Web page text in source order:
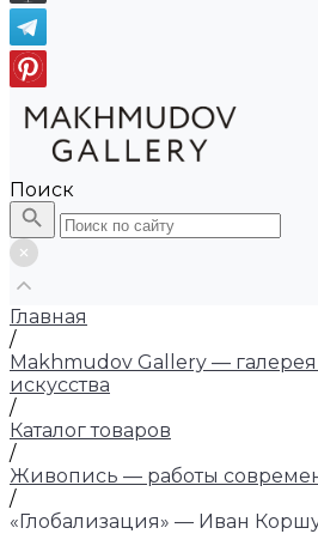
Поиск
Главная
/
Makhmudov Gallery —
искусства
/
Каталог товаров
/
Живопись — работы
/
«Глобализация» — Иван